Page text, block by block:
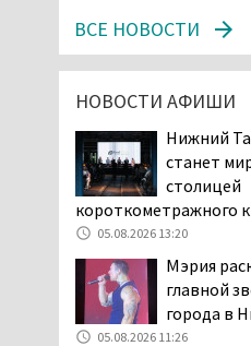
Мэрия
главной
города в
05.08.2026 11:26
Виталия
05.08.2026 11:10
Во втором
клиентов российских
рублей
ВСЕ НОВОСТИ
НОВОСТИ АФИШИ
Нижний
станет
столицей
короткометражного
05.08.2026 13:20
Мэрия
главной
города в
05.08.2026 11:26